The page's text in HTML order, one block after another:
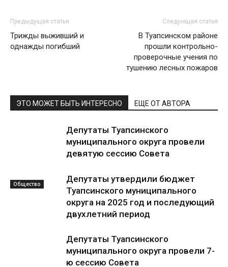
Предыдущая статья
Трижды выживший и
однажды погибший
Следующая статья
В Туапсинском районе
прошли контрольно-
проверочные учения по
тушению лесных пожаров
ЭТО МОЖЕТ БЫТЬ ИНТЕРЕСНО ЕЩЕ ОТ АВТОРА
Общество
Депутаты Туапсинского
муниципального округа провели
девятую сессию Совета
Депутаты утвердили бюджет
Туапсинского муниципального
округа на 2025 год и последующий
двухлетний период
Депутаты Туапсинского
муниципального округа провели 7-
ю сессию Совета